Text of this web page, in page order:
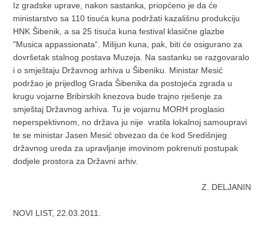
Iz gradske uprave, nakon sastanka, priopćeno je da će
ministarstvo sa 110 tisuća kuna podržati kazališnu produkciju
HNK Šibenik, a sa 25 tisuća kuna festival klasične glazbe
"Musica appassionata“. Milijun kuna, pak, biti će osigurano za
dovršetak stalnog postava Muzeja. Na sastanku se razgovaralo
i o smještaju Državnog arhiva u Šibeniku. Ministar Mesić
podržao je prijedlog Grada Šibenika da postojeća zgrada u
krugu vojarne Bribirskih knezova bude trajno rješenje za
smještaj Državnog arhiva. Tu je vojarnu MORH proglasio
neperspektivnom, no država ju nije vratila lokalnoj samoupravi
te se ministar Jasen Mesić obvezao da će kod Središnjeg
državnog ureda za upravljanje imovinom pokrenuti postupak
dodjele prostora za Državni arhiv.
Z. DELJANIN
NOVI LIST, 22.03.2011.